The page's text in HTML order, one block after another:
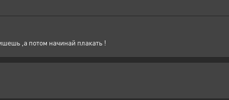
,а потом начинай плакать !